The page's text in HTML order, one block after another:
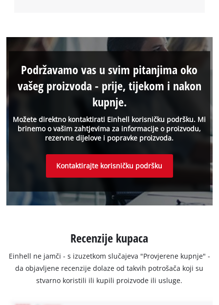
Možete direktno kontaktirati Einhell korisničku podršku. Mi
brinemo o vašim zahtjevima za informacije o proizvodu,
rezervne dijelove i popravke proizvoda.
Podržavamo vas u svim pitanjima oko
vašeg proizvoda - prije, tijekom i nakon
kupnje.
Kontaktirajte korisničku podršku
Recenzije kupaca
Einhell ne jamči - s izuzetkom slučajeva "Provjerene kupnje" -
da objavljene recenzije dolaze od takvih potrošača koji su
stvarno koristili ili kupili proizvode ili usluge.